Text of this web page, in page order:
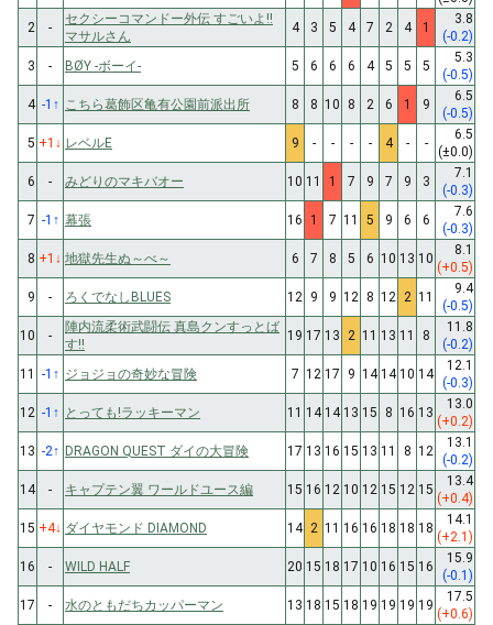
2
-
セクシーコマンドー外伝 すごいよ!!
マサルさん
4 3 5 4 7 2 4 1
3.8
(-0.2)
3
- BØY -ボーイ- 5 6 6 6 4 5 5 5
5.3
(-0.5)
4 -1 ↑ こちら葛飾区亀有公園前派出所 8 8 10 8 2 6 1 9
6.5
(-0.5)
5 +1 ↓ レベルE 9 - - - - 4 - -
6.5
(±0.0)
6
- みどりのマキバオー 10 11 1 7 9 7 9 3
7.1
(-0.3)
7 -1 ↑ 幕張 16 1 7 11 5 9 6 6
7.6
(-0.3)
8 +1 ↓ 地獄先生ぬ～べ～ 6 7 8 5 6 10 13 10
8.1
(+0.5)
9
- ろくでなしBLUES 12 9 9 12 8 12 2 11
9.4
(-0.5)
10
-
陣内流柔術武闘伝 真島クンすっとば
す!!
19 17 13 2 11 13 11 8
11.8
(-0.2)
11
-1 ↑ ジョジョの奇妙な冒険 7 12 17 9 14 14 10 14
12.1
(-0.3)
12 -1 ↑ とっても!ラッキーマン 11 14 14 13 15 8 16 13
13.0
(+0.2)
13 -2↑ DRAGON QUEST ダイの大冒険 17 13 16 15 13 11 8 12
13.1
(-0.2)
14
- キャプテン翼 ワールドユース編 15 16 12 10 12 15 12 15
13.4
(+0.4)
15 +4↓ ダイヤモンド DIAMOND 14 2 11 16 16 18 18 18
14.1
(+2.1)
16
- WILD HALF 20 15 18 17 10 16 15 16
15.9
(-0.1)
17
- 水のともだちカッパーマン 13 18 15 18 19 19 19 19
17.5
(+0.6)